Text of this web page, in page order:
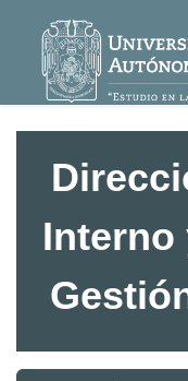
Interno